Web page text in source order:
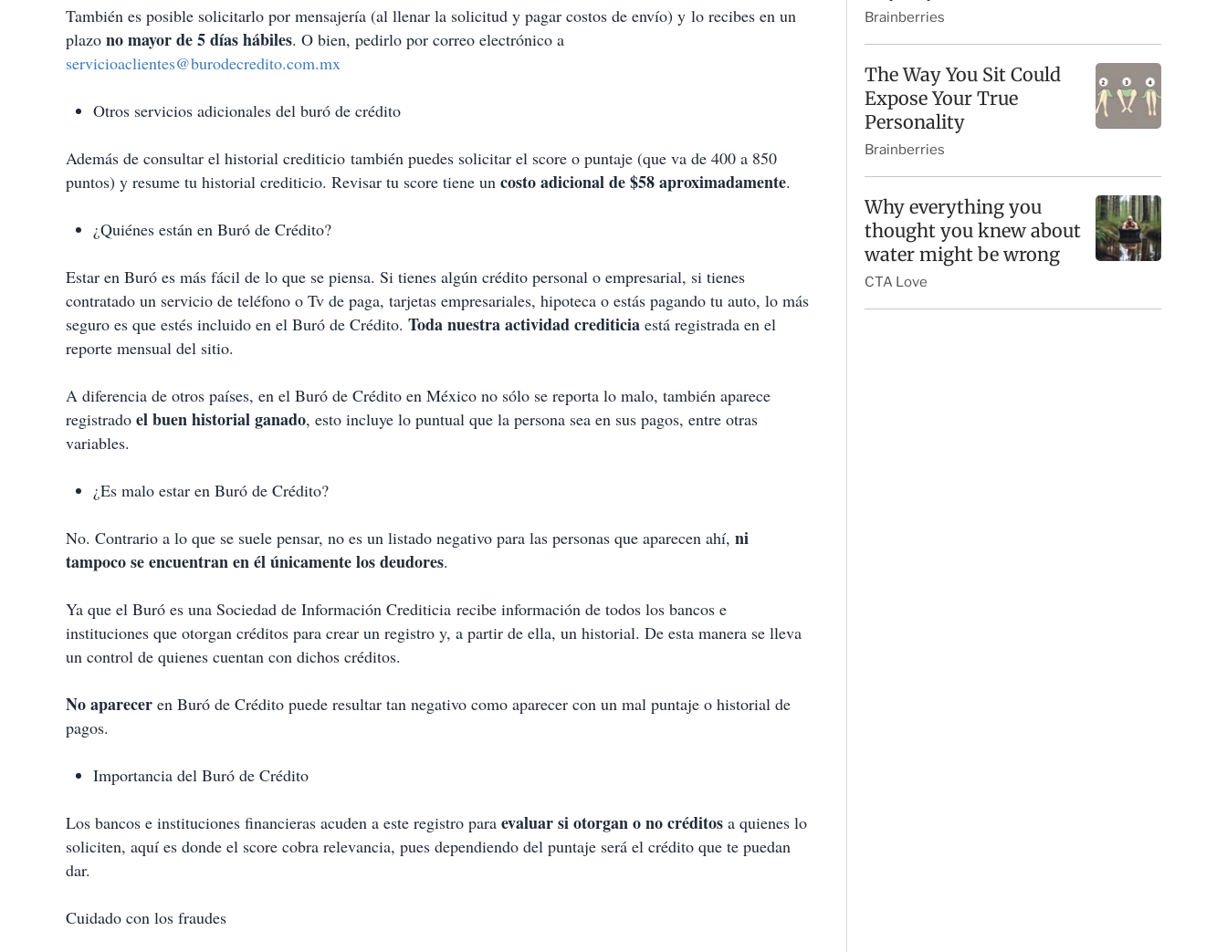
También es posible solicitarlo por mensajería (al llenar la solicitud y pagar costos de envío) y lo recibes en un
plazo no mayor de 5 días hábiles. O bien, pedirlo por correo electrónico a
servicioaclientes@burodecredito.com.mx
Otros servicios adicionales del buró de crédito
Además de consultar el historial crediticio también puedes solicitar el score o puntaje (que va de 400 a 850
puntos) y resume tu historial crediticio. Revisar tu score tiene un costo adicional de $58 aproximadamente.
¿Quiénes están en Buró de Crédito?
Estar en Buró es más fácil de lo que se piensa. Si tienes algún crédito personal o empresarial, si tienes
contratado un servicio de teléfono o Tv de paga, tarjetas empresariales, hipoteca o estás pagando tu auto, lo más
seguro es que estés incluido en el Buró de Crédito. Toda nuestra actividad crediticia está registrada en el
reporte mensual del sitio.
A diferencia de otros países, en el Buró de Crédito en México no sólo se reporta lo malo, también aparece
registrado el buen historial ganado, esto incluye lo puntual que la persona sea en sus pagos, entre otras
variables.
¿Es malo estar en Buró de Crédito?
No. Contrario a lo que se suele pensar, no es un listado negativo para las personas que aparecen ahí, ni
tampoco se encuentran en él únicamente los deudores.
Ya que el Buró es una Sociedad de Información Crediticia recibe información de todos los bancos e
instituciones que otorgan créditos para crear un registro y, a partir de ella, un historial. De esta manera se lleva
un control de quienes cuentan con dichos créditos.
No aparecer en Buró de Crédito puede resultar tan negativo como aparecer con un mal puntaje o historial de
pagos.
Importancia del Buró de Crédito
Los bancos e instituciones financieras acuden a este registro para evaluar si otorgan o no créditos a quienes lo
soliciten, aquí es donde el score cobra relevancia, pues dependiendo del puntaje será el crédito que te puedan
dar.
Cuidado con los fraudes